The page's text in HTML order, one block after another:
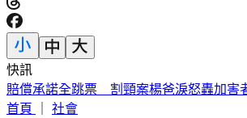
快訊
台積電嘉義廠已釀2死5傷 急請3神明坐鎮
首頁
社會